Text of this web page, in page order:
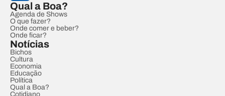
Qual a Boa?
Agenda de Shows
O que fazer?
Onde comer e beber?
Onde ficar?
Notícias
Bichos
Cultura
Economia
Educação
Política
Qual a Boa?
Cotidiano